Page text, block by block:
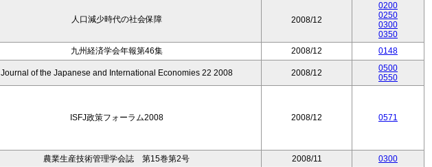
人口減少時代の社会保障 2008/12
0200
0250
0300
0350
九州経済学会年報第46集 2008/12
0148
Journal of the Japanese and International Economies 22 2008 2008/12
0500
0550
ISFJ政策フォーラム2008 2008/12 0571
農業生産技術管理学会誌 第15巻第2号 2008/11
0300